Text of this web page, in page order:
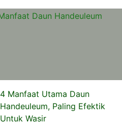
4 Manfaat Utama Daun
Handeuleum, Paling Efektik
Untuk Wasir